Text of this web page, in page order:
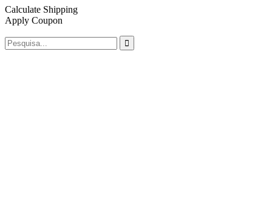
Calculate Shipping
Apply Coupon